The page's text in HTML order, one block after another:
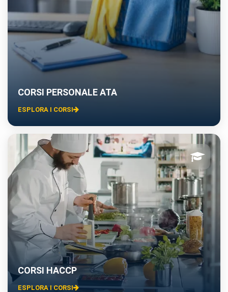
CORSI PERSONALE ATA
ESPLORA I CORSI
CORSI HACCP
ESPLORA I CORSI